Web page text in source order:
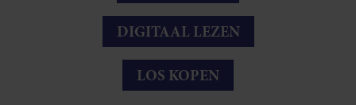
DIGITAAL LEZEN
LOS KOPEN